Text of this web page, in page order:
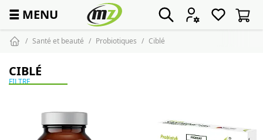
☰ MENU
Santé et beauté Probiotiques Ciblé
CIBLÉ
FILTRE